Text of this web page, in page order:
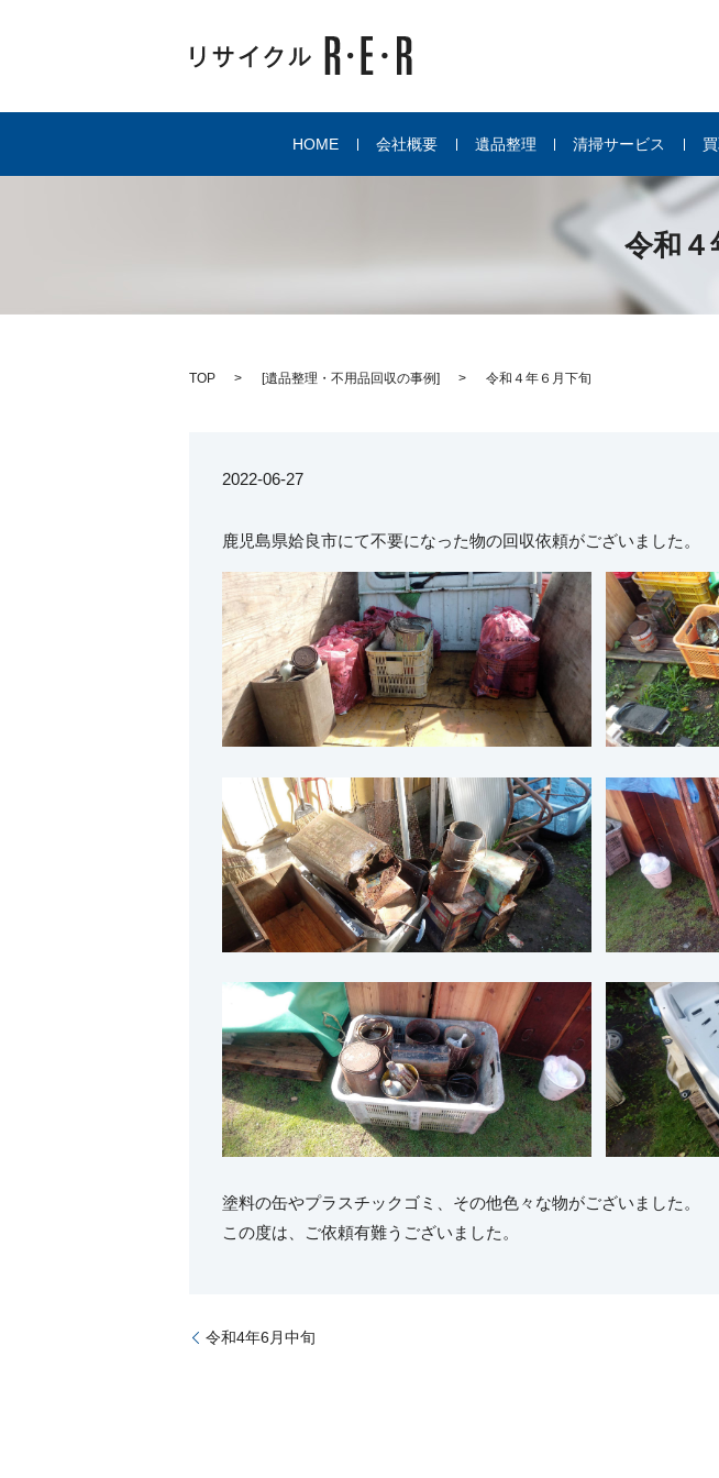
HOME 会社概要 遺品整理 清掃サービス
令和４
TOP [遺品整理・不用品回収の事例] 令和４年６月下旬
2022-06-27
鹿児島県姶良市にて不要になった物の回収依頼がございました。
塗料の缶やプラスチックゴミ、その他色々な物がございました。
この度は、ご依頼有難うございました。
令和4年6月中旬